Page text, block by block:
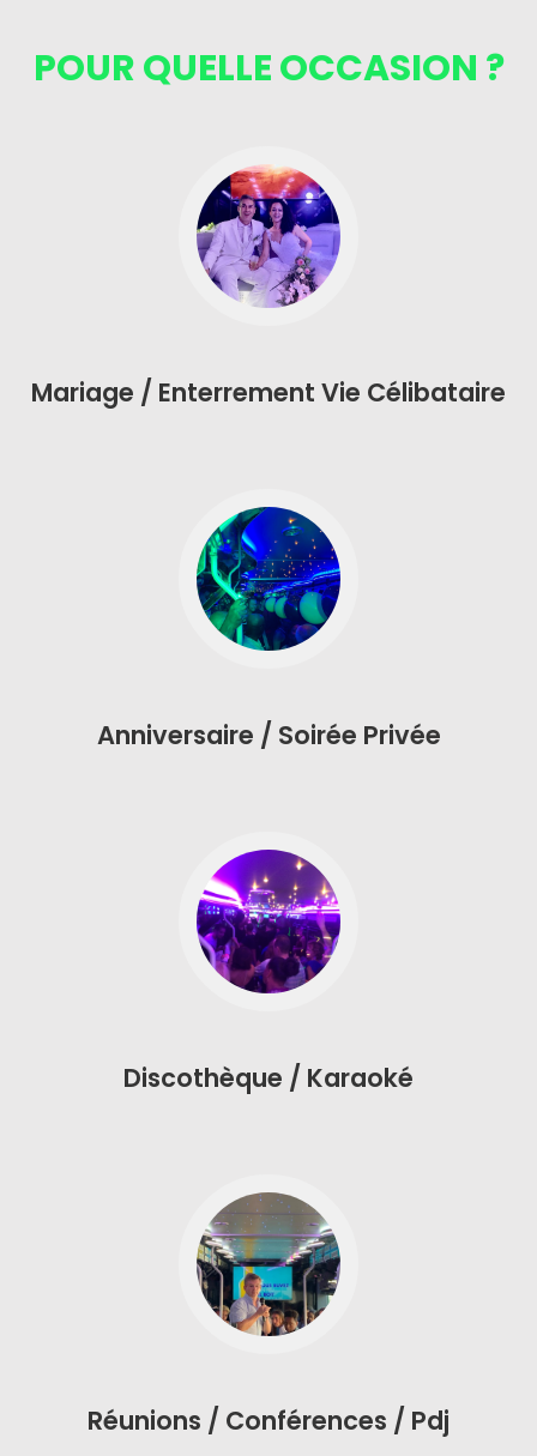
POUR QUELLE OCCASION ?
Mariage / Enterrement Vie Célibataire
Anniversaire / Soirée Privée
Discothèque / Karaoké
Réunions / Conférences / Pdj